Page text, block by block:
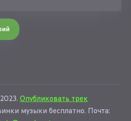
Опубликовать трек
музыки бесплатно. Почта: